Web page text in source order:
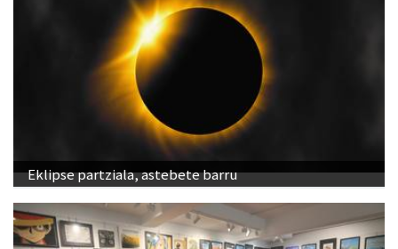
Eklipse partziala, astebete barru